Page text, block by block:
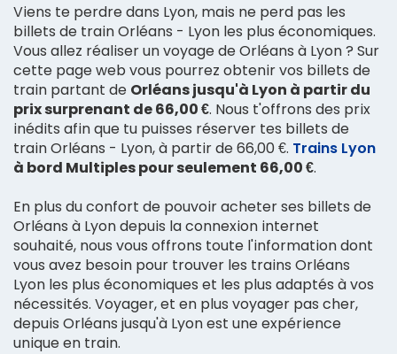
Viens te perdre dans Lyon, mais ne perd pas les
billets de train Orléans - Lyon les plus économiques.
Vous allez réaliser un voyage de Orléans à Lyon ? Sur
cette page web vous pourrez obtenir vos billets de
train partant de Orléans jusqu'à Lyon à partir du
prix surprenant de 66,00 €. Nous t'offrons des prix
inédits afin que tu puisses réserver tes billets de
train Orléans - Lyon, à partir de 66,00 €. Trains Lyon
à bord Multiples pour seulement 66,00 €.
En plus du confort de pouvoir acheter ses billets de
Orléans à Lyon depuis la connexion internet
souhaité, nous vous offrons toute l'information dont
vous avez besoin pour trouver les trains Orléans
Lyon les plus économiques et les plus adaptés à vos
nécessités. Voyager, et en plus voyager pas cher,
depuis Orléans jusqu'à Lyon est une expérience
unique en train.